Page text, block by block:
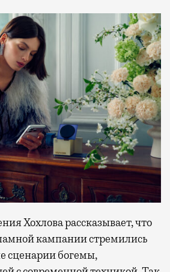
Хохлова рассказывает, что
кампании стремились
сценарии богемы,